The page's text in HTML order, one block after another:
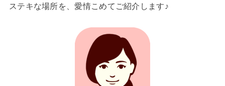
ステキな場所を、愛情こめてご紹介します♪